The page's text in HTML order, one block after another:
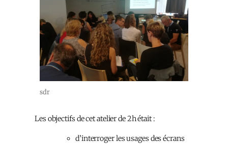
sdr
Les objectifs de cet atelier de 2h était :
d’interroger les usages des écrans